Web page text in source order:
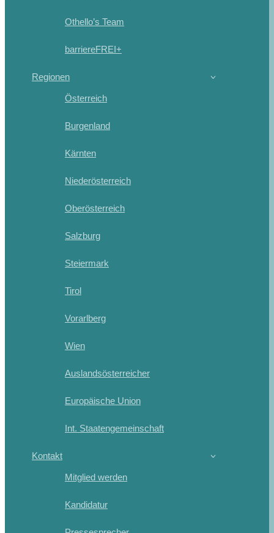
Othello’s Team
barriereFREI+
Regionen
Österreich
Burgenland
Kärnten
Niederösterreich
Oberösterreich
Salzburg
Steiermark
Tirol
Vorarlberg
Wien
Auslandsösterreicher
Europäische Union
Int. Staatengemeinschaft
Kontakt
Mitglied werden
Kandidatur